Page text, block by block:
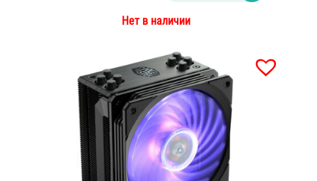
Нет в наличии